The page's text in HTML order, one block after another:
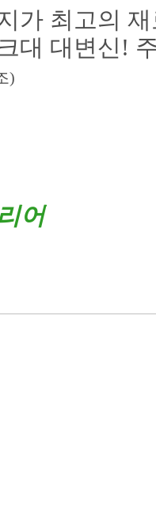
가 최고의
대 대변신!
)
어